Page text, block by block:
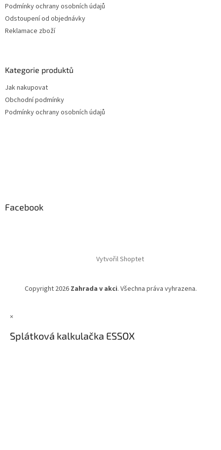
Podmínky ochrany osobních údajů
Odstoupení od objednávky
Reklamace zboží
Kategorie produktů
Jak nakupovat
Obchodní podmínky
Podmínky ochrany osobních údajů
Facebook
Vytvořil Shoptet
Copyright 2026 Zahrada v akci. Všechna práva vyhrazena.
×
Splátková kalkulačka ESSOX